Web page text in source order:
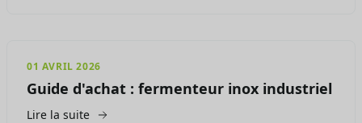
01 AVRIL 2026
Guide d'achat : fermenteur inox industriel
Lire la suite